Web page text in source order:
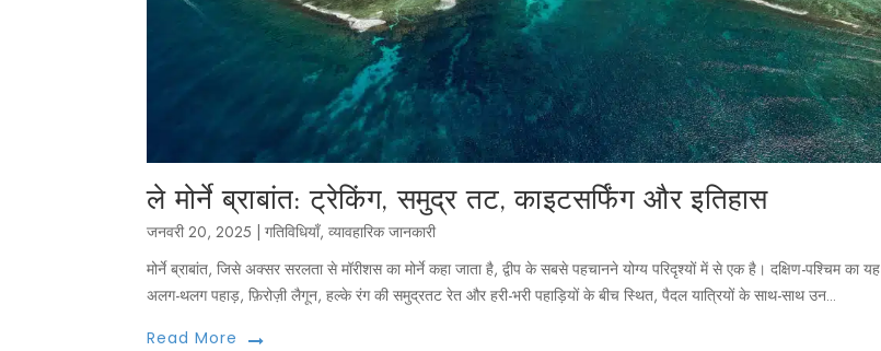
ले मोर्ने ब्राबांत: ट्रेकिंग, समुद्र तट, काइटसर्फिंग और इतिहास
जनवरी 20, 2025 |गतिविधियाँ,व्यावहारिक जानकारी
मोर्ने ब्राबांत, जिसे अक्सर सरलता से मॉरीशस का मोर्ने कहा जाता है, द्वीप के सबसे पहचानने योग्य परिदृश्यों में से एक है। दक्षिण-पश्चिम का यह
अलग-थलग पहाड़, फ़िरोज़ी लैगून, हल्के रंग की समुद्रतट रेत और हरी-भरी पहाड़ियों के बीच स्थित, पैदल यात्रियों के साथ-साथ उन...
Read More